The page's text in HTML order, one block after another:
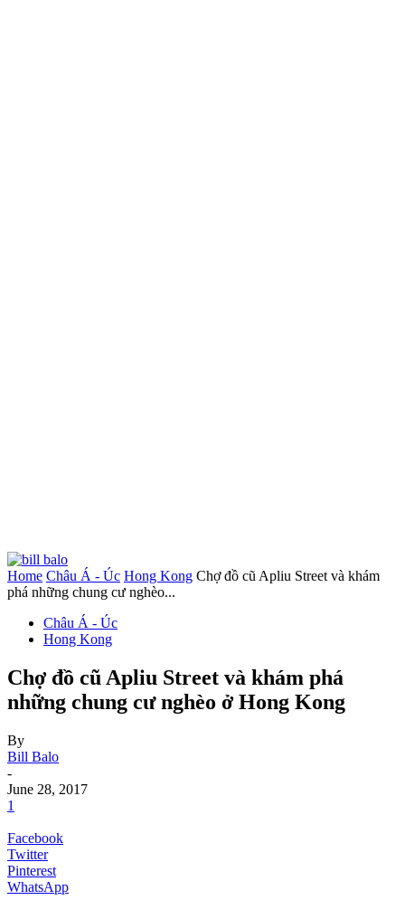
Home Châu Á - Úc Hong Kong Chợ đồ cũ Apliu Street và khám
phá những chung cư nghèo...
Châu Á - Úc
Hong Kong
Chợ đồ cũ Apliu Street và khám phá
những chung cư nghèo ở Hong Kong
By
Bill Balo
-
June 28, 2017
1
Facebook
Twitter
Pinterest
WhatsApp